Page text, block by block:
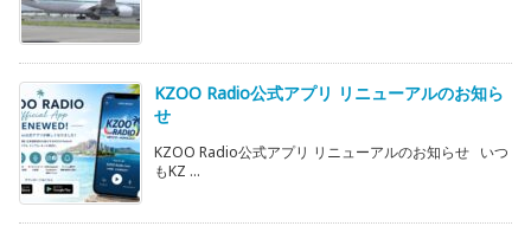
KZOO Radio公式アプリ リニューアルのお知ら
せ
KZOO Radio公式アプリ リニューアルのお知らせ いつ
もKZ ...